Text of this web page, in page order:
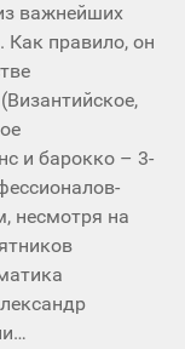
важнейших
Как правило, он
и барокко – 3-
несмотря на